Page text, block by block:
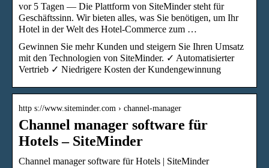
vor 5 Tagen — Die Plattform von SiteMinder steht für
Geschäftssinn. Wir bieten alles, was Sie benötigen, um Ihr
Hotel in der Welt des Hotel-Commerce zum …
Gewinnen Sie mehr Kunden und steigern Sie Ihren Umsatz
mit den Technologien von SiteMinder. ✓ Automatisierter
Vertrieb ✓ Niedrigere Kosten der Kundengewinnung
http s://www.siteminder.com › channel-manager
Channel manager software für
Hotels – SiteMinder
Channel manager software für Hotels | SiteMinder